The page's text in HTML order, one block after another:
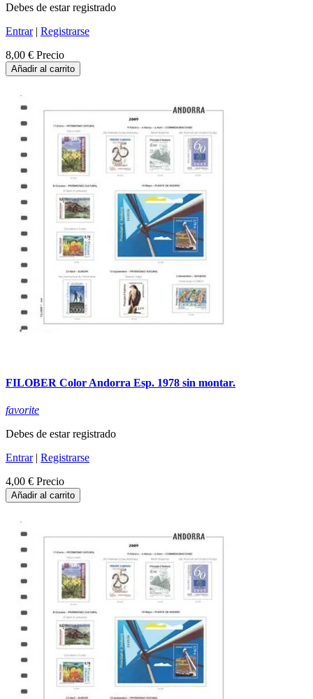
Debes de estar registrado
Entrar| Registrarse
8,00 € Precio
Añadir al carrito
FILOBER Color Andorra Esp. 1978 sin montar.
favorite
Debes de estar registrado
Entrar| Registrarse
4,00 € Precio
Añadir al carrito